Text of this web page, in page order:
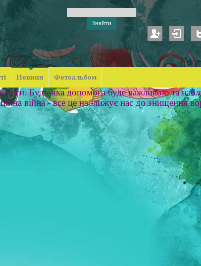
Новини Фотоальбом
Будь-яка допомога буде важливою та
війна - все це наближує нас до знищення